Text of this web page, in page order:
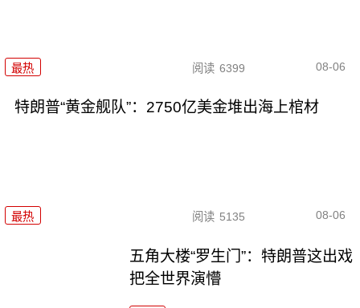
最热 阅读 6399 08-06
特朗普“黄金舰队”：2750亿美金堆出海上棺材
最热 阅读 5135 08-06
五角大楼“罗生门”：特朗普这出戏
把全世界演懵